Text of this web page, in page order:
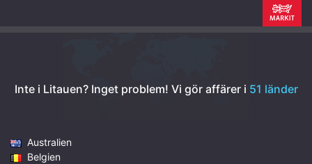
Inte i Litauen? Inget problem! Vi gör affärer i 51 länder
Australien
Belgien